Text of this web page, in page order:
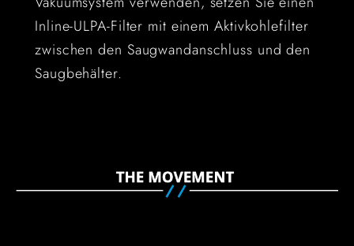
Inline-ULPA-Filter mit einem Aktivkohlefilter
zwischen den Saugwandanschluss und den
Saugbehälter.